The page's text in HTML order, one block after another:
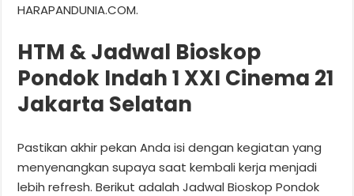
HARAPANDUNIA.COM.
HTM & Jadwal Bioskop
Pondok Indah 1 XXI Cinema 21
Jakarta Selatan
Pastikan akhir pekan Anda isi dengan kegiatan yang
menyenangkan supaya saat kembali kerja menjadi
lebih refresh. Berikut adalah Jadwal Bioskop Pondok